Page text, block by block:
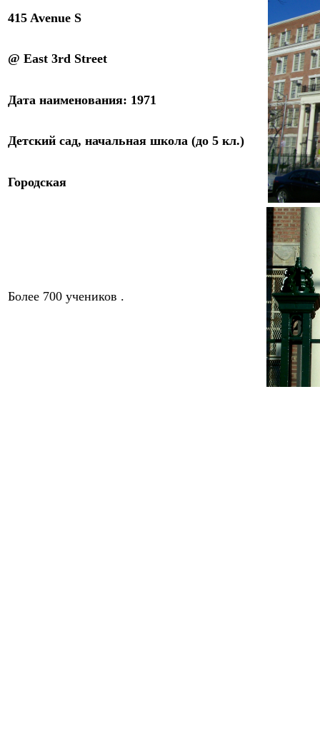
415 Avenue S
@ East 3rd Street
Дата наименования: 1971
Детский сад, начальная школа (до 5 кл.)
Городская
Более 700 учеников .